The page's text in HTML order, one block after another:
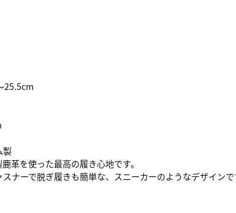
25.5cm
革を使った最高の履き心地です。
ナーで脱ぎ履きも簡単な、スニーカーのようなデザインで